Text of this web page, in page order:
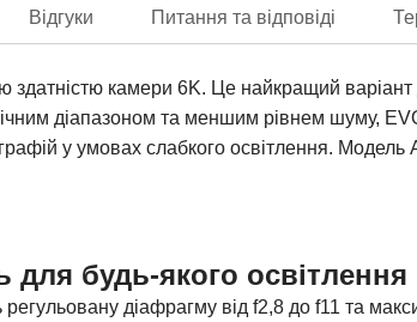
Відгуки Питання та відповіді
камери 6K. Це найкращий
діапазоном та меншим рівнем шуму,
у умовах слабкого освітлення.
для будь-якого освітлення
діафрагму від f2,8 до f11 та